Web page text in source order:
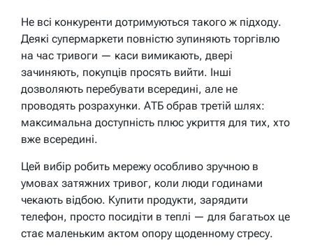
Не всі конкуренти дотримуються такого ж підходу.
Деякі супермаркети повністю зупиняють торгівлю
на час тривоги — каси вимикають, двері
зачиняють, покупців просять вийти. Інші
дозволяють перебувати всередині, але не
проводять розрахунки. АТБ обрав третій шлях:
максимальна доступність плюс укриття для тих, хто
вже всередині.
Цей вибір робить мережу особливо зручною в
умовах затяжних тривог, коли люди годинами
чекають відбою. Купити продукти, зарядити
телефон, просто посидіти в теплі — для багатьох це
стає маленьким актом опору щоденному стресу.